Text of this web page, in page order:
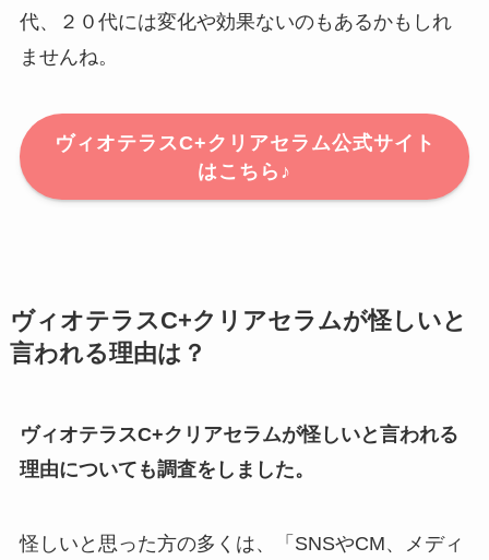
代、２０代には変化や効果ないのもあるかもしれ
ませんね。
ヴィオテラスC+クリアセラム公式サイト
はこちら♪
ヴィオテラスC+クリアセラムが怪しいと
言われる理由は？
ヴィオテラスC+クリアセラムが怪しいと言われる
理由についても調査をしました。
怪しいと思った方の多くは、「SNSやCM、メディ